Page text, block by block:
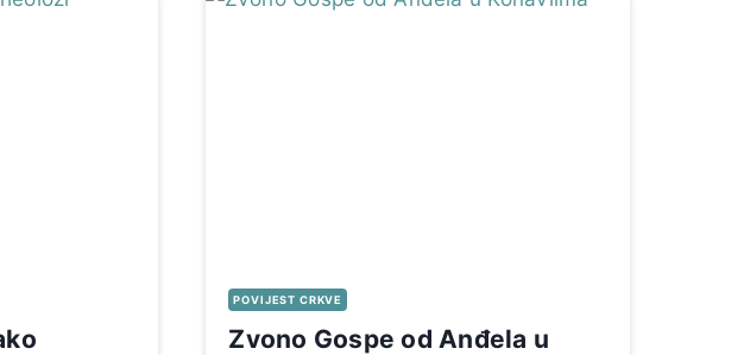
POVIJEST CRKVE
Zvono Gospe od Anđela u